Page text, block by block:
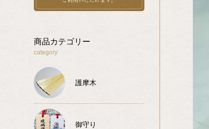
商品カテゴリー
category
護摩木
御守り